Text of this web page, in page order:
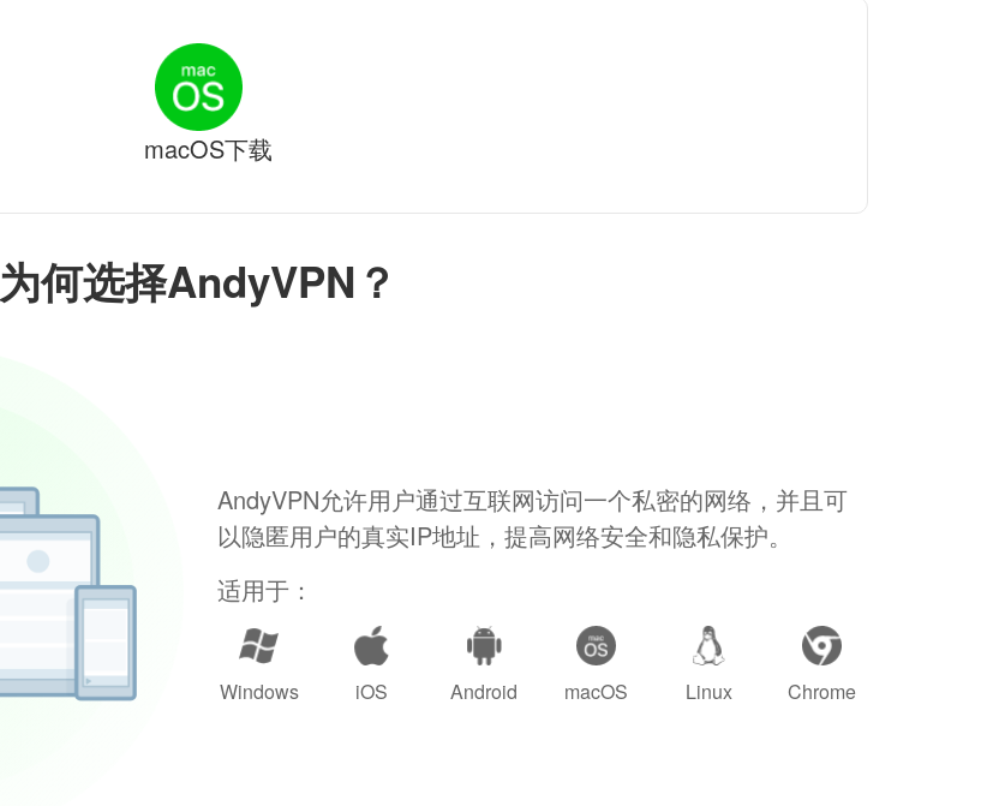
为何选择AndyVPN？
AndyVPN允许用户通过互联网访问一个私密的网络，并且可
以隐匿用户的真实IP地址，提高网络安全和隐私保护。
适用于：
Windows iOS Android macOS Linux Chrome
macOS下载